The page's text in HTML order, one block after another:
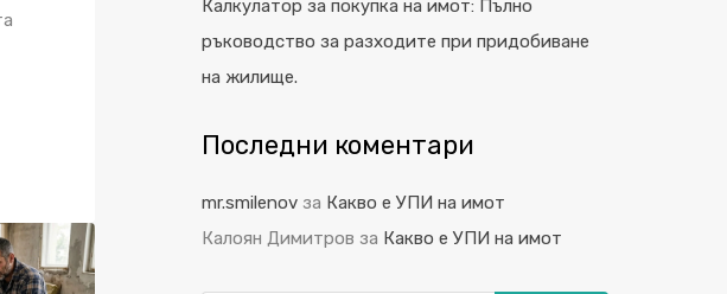
Калкулатор за покупка на имот: Пълно
ръководство за разходите при придобиване
на жилище.
Последни коментари
mr.smilenovза Какво е УПИ на имот
Калоян Димитров за Какво е УПИ на имот